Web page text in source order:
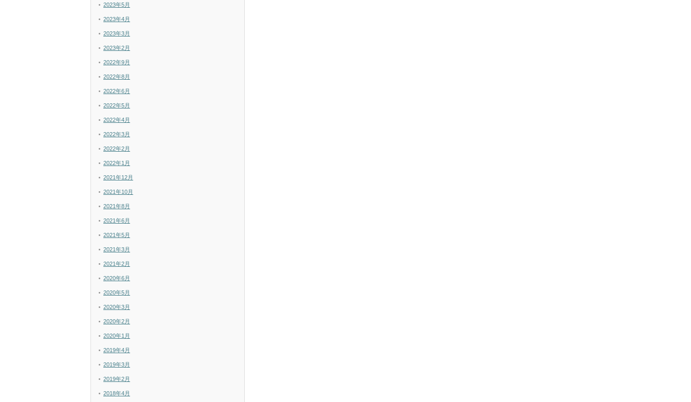
2023年5月
2023年4月
2023年3月
2023年2月
2022年9月
2022年8月
2022年6月
2022年5月
2022年4月
2022年3月
2022年2月
2022年1月
2021年12月
2021年10月
2021年8月
2021年6月
2021年5月
2021年3月
2021年2月
2020年6月
2020年5月
2020年3月
2020年2月
2020年1月
2019年4月
2019年3月
2019年2月
2018年4月